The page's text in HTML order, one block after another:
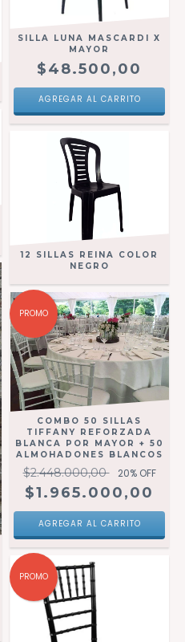
SILLA LUNA MASCARDI X
MAYOR
$48.500,00
AGREGAR AL CARRITO
12 SILLAS REINA COLOR
NEGRO
PROMO
COMBO 50 SILLAS
TIFFANY REFORZADA
BLANCA POR MAYOR + 50
ALMOHADONES BLANCOS
$2.448.000,00 20% OFF
$1.965.000,00
PROMO